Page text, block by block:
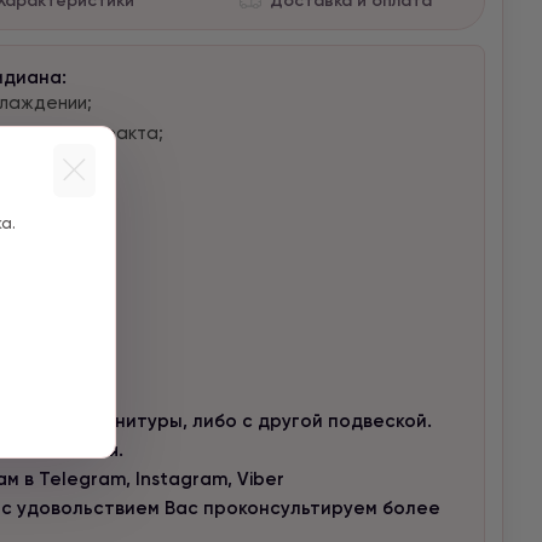
тракта;
действий;
без фурнитуры, либо с другой подвеской.
запястья.
в Telegram, Instagram, Viber
удовольствием Вас проконсультируем более